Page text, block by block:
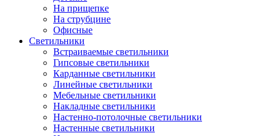
На прищепке
На струбцине
Офисные
Светильники
Встраиваемые светильники
Гипсовые светильники
Карданные светильники
Линейные светильники
Мебельные светильники
Накладные светильники
Настенно-потолочные светильники
Настенные светильники